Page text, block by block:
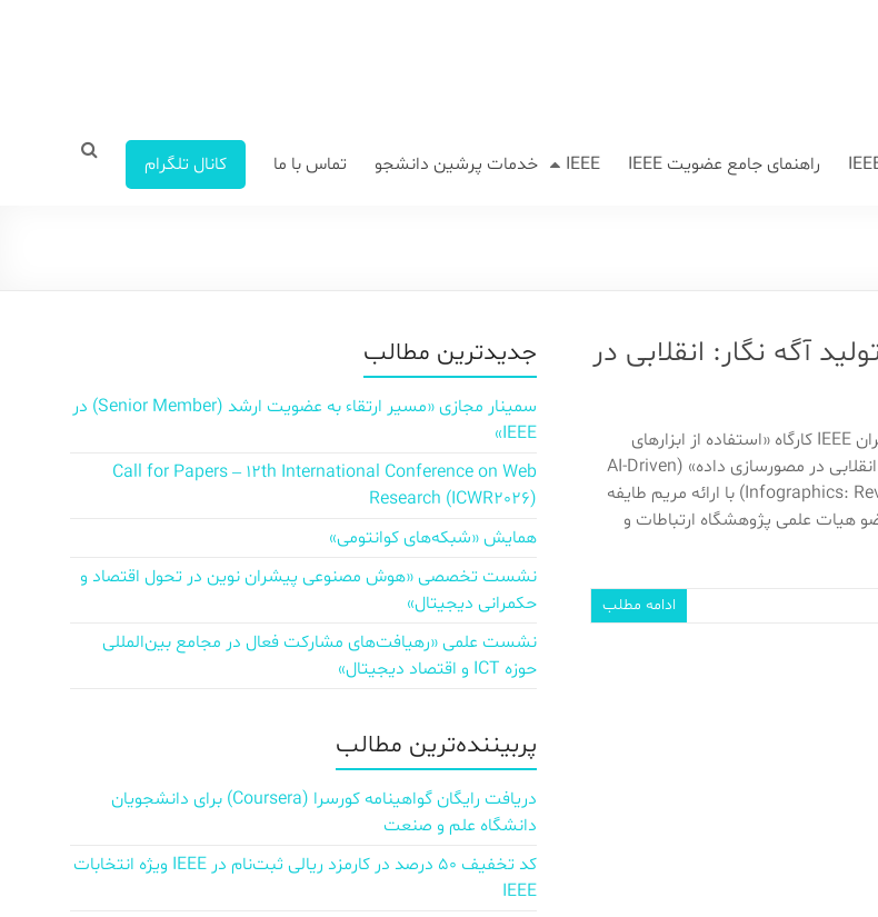
راهنمای جامع عضویت IEEE IEEE خدمات پرشین دانشجو تماس با ما کانال تلگرام
آگه نگار: انقلابی در
کمیته فعالیت‌های آموزشی بخش ایران IEEE کارگاه «استفاده از ابزارهای
هوش مصنوعی برای تولید آگه نگار: انقلابی در مصورسازی داده» (AI-Driven
Infographics: Revolutionizing Data Visualization) با ارائه‌ مریم طایفه
علمی پژوهشگاه ارتباطات و
ادامه مطلب
جدیدترین مطالب
سمینار مجازی «مسیر ارتقاء به عضویت ارشد (Senior Member) در
IEEE»
Call for Papers – 12th International Conference on Web
Research (ICWR2026)
همایش «شبکه‌های کوانتومی»
نشست تخصصی «هوش مصنوعی پیشران نوین در تحول اقتصاد و
حکمرانی دیجیتال»
نشست علمی «رهیافت‌های مشارکت فعال در مجامع بین‌المللی
حوزه ICT و اقتصاد دیجیتال»
پربیننده‌ترین مطالب
دریافت رایگان گواهینامه کورسرا (Coursera) برای دانشجویان
دانشگاه علم و صنعت
کد تخفیف ۵۰ درصد در کارمزد ریالی ثبت‌نام در IEEE ویژه انتخابات
IEEE